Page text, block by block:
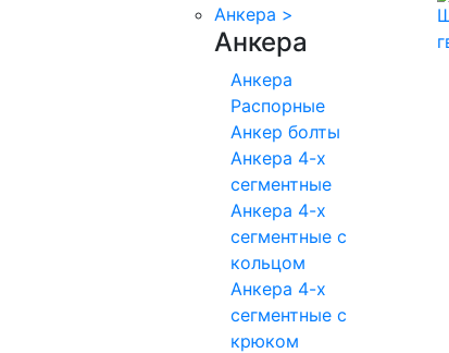
Анкера >
Анкера
Анкера
Распорные
Анкер болты
Анкера 4-х
сегментные
Анкера 4-х
сегментные с
кольцом
Анкера 4-х
сегментные с
крюком